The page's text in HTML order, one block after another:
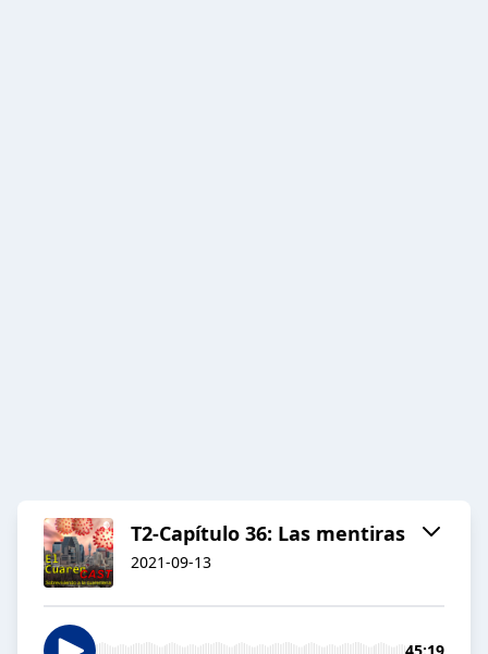
T2-Capítulo 36: Las mentiras
2021-09-13